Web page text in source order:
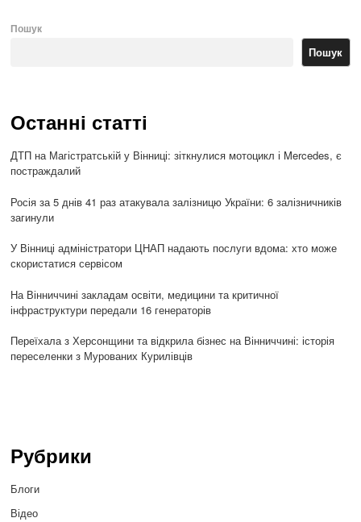
Пошук
Пошук
Останні статті
ДТП на Магістратській у Вінниці: зіткнулися мотоцикл і Mercedes, є
постраждалий
Росія за 5 днів 41 раз атакувала залізницю України: 6 залізничників
загинули
У Вінниці адміністратори ЦНАП надають послуги вдома: хто може
скористатися сервісом
На Вінниччині закладам освіти, медицини та критичної
інфраструктури передали 16 генераторів
Переїхала з Херсонщини та відкрила бізнес на Вінниччині: історія
переселенки з Мурованих Курилівців
Рубрики
Блоги
Відео